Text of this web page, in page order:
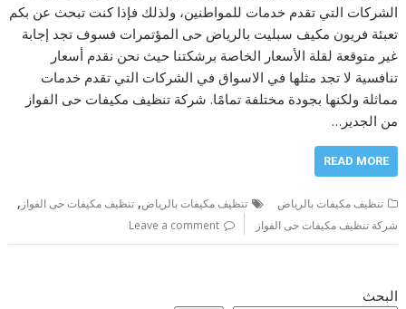
الشركات التي تقدم خدمات للمواطنين، ولذلك فإذا كنت تبحث عن بكم
تعبئة فريون مكيف سبليت بالرياض حى المؤتمرات فسوف تجد إجابة
غير متوقعة لقلة الأسعار الخاصة برشكتنا حيث نحن نقدم أسعار
تنافسية لا تجد مثلها في الاسواق في الشركات التي تقدم خدمات
مماثلة ولكنها بجودة مختلفة تمامًا. شركة تنظيف مكيفات حى الفواز
من الجدير…
READ MORE
تنظيف مكيفات بالرياض تنظيف مكيفات بالرياض,تنظيف مكيفات حى الفواز ,
شركة تنظيف مكيفات حى الفواز Leave a comment
البحث